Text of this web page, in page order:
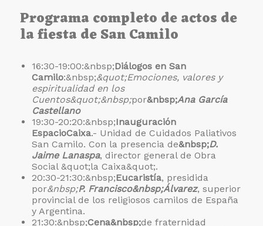
Programa completo de actos de
la fiesta de San Camilo
16:30-19:00:&nbsp;Diálogos en San
Camilo:&nbsp;&quot;Emociones, valores y
espiritualidad en los
Cuentos&quot;&nbsp;por&nbsp;Ana García
Castellano
19:30-20:20:&nbsp;Inauguración
EspacioCaixa.- Unidad de Cuidados Paliativos
San Camilo. Con la presencia de&nbsp;D.
Jaime Lanaspa, director general de Obra
Social &quot;la Caixa&quot;.
20:30-21:30:&nbsp;Eucaristía, presidida
por&nbsp;P. Francisco&nbsp;Álvarez, superior
provincial de los religiosos camilos de España
y Argentina.
21:30:&nbsp;Cena&nbsp;de fraternidad